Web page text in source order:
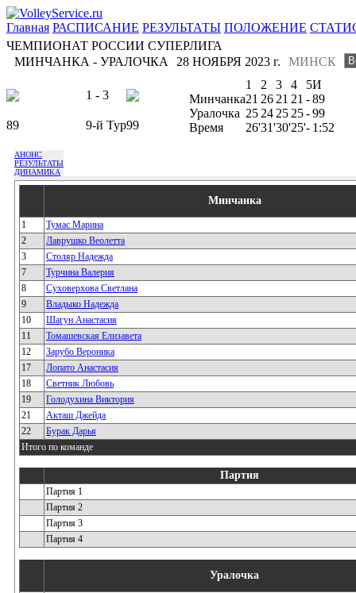
Главная РАСПИСАНИЕ РЕЗУЛЬТАТЫ ПОЛОЖЕНИЕ
ЧЕМПИОНАТ РОССИИ СУПЕРЛИГА
МИНЧАНКА - УРАЛОЧКА
МИНСК
28 НОЯБРЯ 2023 г.
1 - 3
89 9-й Тур99
1 2 3 4 5И
Минчанка21 26 21 21 -89
Уралочка 25 24 25 25-99
Время
26'31'30'25'- 1:52
АНОНС
РЕЗУЛЬТАТЫ
ДИНАМИКА
Минчанка
1
Тумас Марина
2
Лаврушко Веолетта
3
Столяр Надежда
7
Турчина Валерия
8
Суховерхова Светлана
9
Владыко Надежда
10
Шагун Анастасия
11
Томашевская Елизавета
12
Зарубо Вероника
17
Лопато Анастасия
18
Светник Любовь
19
Голодухина Виктория
21
Акташ Джейда
22
Бурак Дарья
Итого по команде
Партия
Партия 1
Партия 2
Партия 3
Партия 4
Уралочка